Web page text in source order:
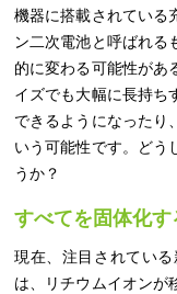
機器に搭載されている
ン二次電池と呼ばれる
的に変わる可能性があ
イズでも大幅に長持ち
できるようになったり
いう可能性です。どう
うか？
すべてを固体化
現在、注目されてい
は、リチウムイオンが